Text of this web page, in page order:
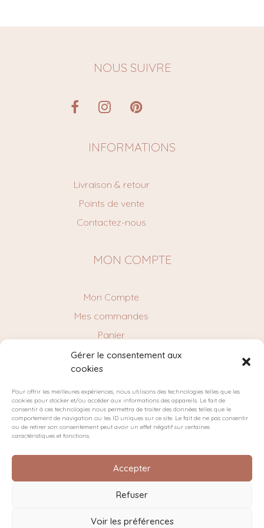
Gérer le consentement aux
cookies
Pour offrir les meilleures expériences, nous utilisons des technologies telles que les
cookies pour stocker et/ou accéder aux informations des appareils. Le fait de
consentir à ces technologies nous permettra de traiter des données telles que le
comportement de navigation ou les ID uniques sur ce site. Le fait de ne pas consentir
ou de retirer son consentement peut avoir un effet négatif sur certaines
caractéristiques et fonctions.
Accepter
Refuser
Voir les préférences
NOUS SUIVRE
INFORMATIONS
Livraison & retour
Points de vente
Contactez-nous
MON COMPTE
Mon Compte
Mes commandes
Panier
NEWSLETTER
Conditions générales de vente